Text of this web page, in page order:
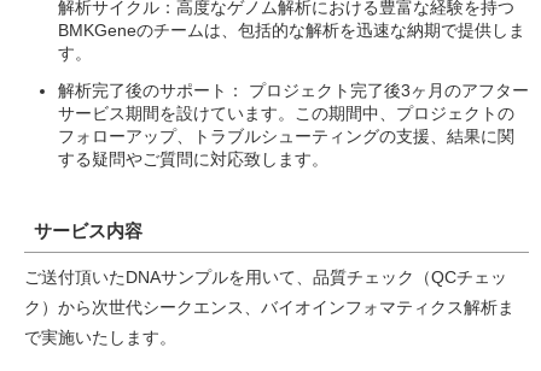
解析サイクル：高度なゲノム解析における豊富な経験を持つ
BMKGeneのチームは、包括的な解析を迅速な納期で提供しま
す。
解析完了後のサポート： プロジェクト完了後3ヶ月のアフター
サービス期間を設けています。この期間中、プロジェクトの
フォローアップ、トラブルシューティングの支援、結果に関
する疑問やご質問に対応致します。
サービス内容
ご送付頂いたDNAサンプルを用いて、品質チェック（QCチェッ
ク）から次世代シークエンス、バイオインフォマティクス解析ま
で実施いたします。